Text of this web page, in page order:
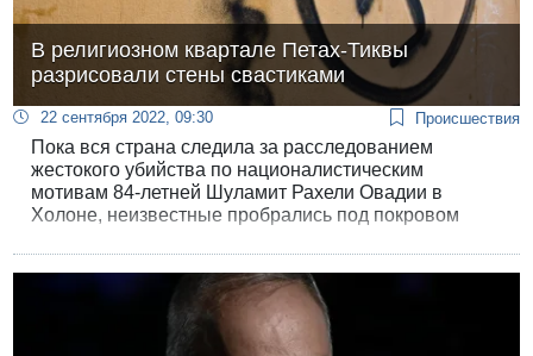
В религиозном квартале Петах-Тиквы
разрисовали стены свастиками
22 сентября 2022, 09:30 Происшествия
Пока вся страна следила за расследованием
жестокого убийства по националистическим
мотивам 84-летней Шуламит Рахели Овадии в
Холоне, неизвестные пробрались под покровом
изрисовали стены свастиками.